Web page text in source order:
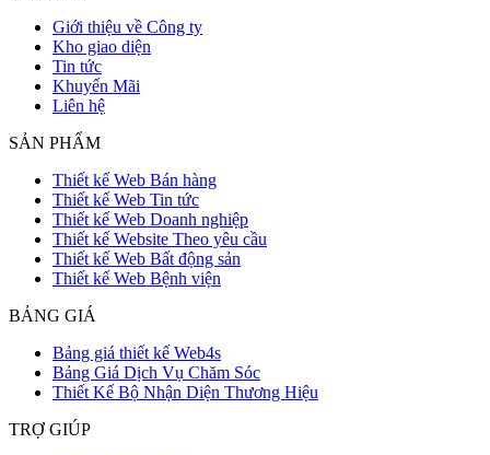
Giới thiệu về Công ty
Kho giao diện
Tin tức
Khuyến Mãi
Liên hệ
SẢN PHẨM
Thiết kế Web Bán hàng
Thiết kế Web Tin tức
Thiết kế Web Doanh nghiệp
Thiết kế Website Theo yêu cầu
Thiết kế Web Bất động sản
Thiết kế Web Bệnh viện
BẢNG GIÁ
Bảng giá thiết kế Web4s
Bảng Giá Dịch Vụ Chăm Sóc
Thiết Kế Bộ Nhận Diện Thương Hiệu
TRỢ GIÚP